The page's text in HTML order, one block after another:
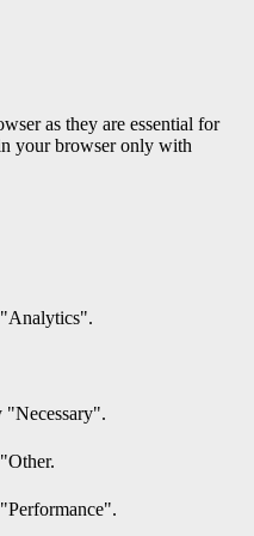
as they are essential for
your browser only with
"Analytics".
"Necessary".